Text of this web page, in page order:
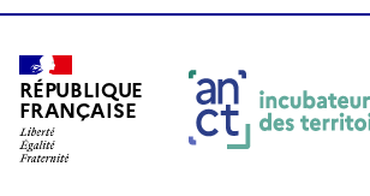
RÉPUBLIQUE
FRANÇAISE